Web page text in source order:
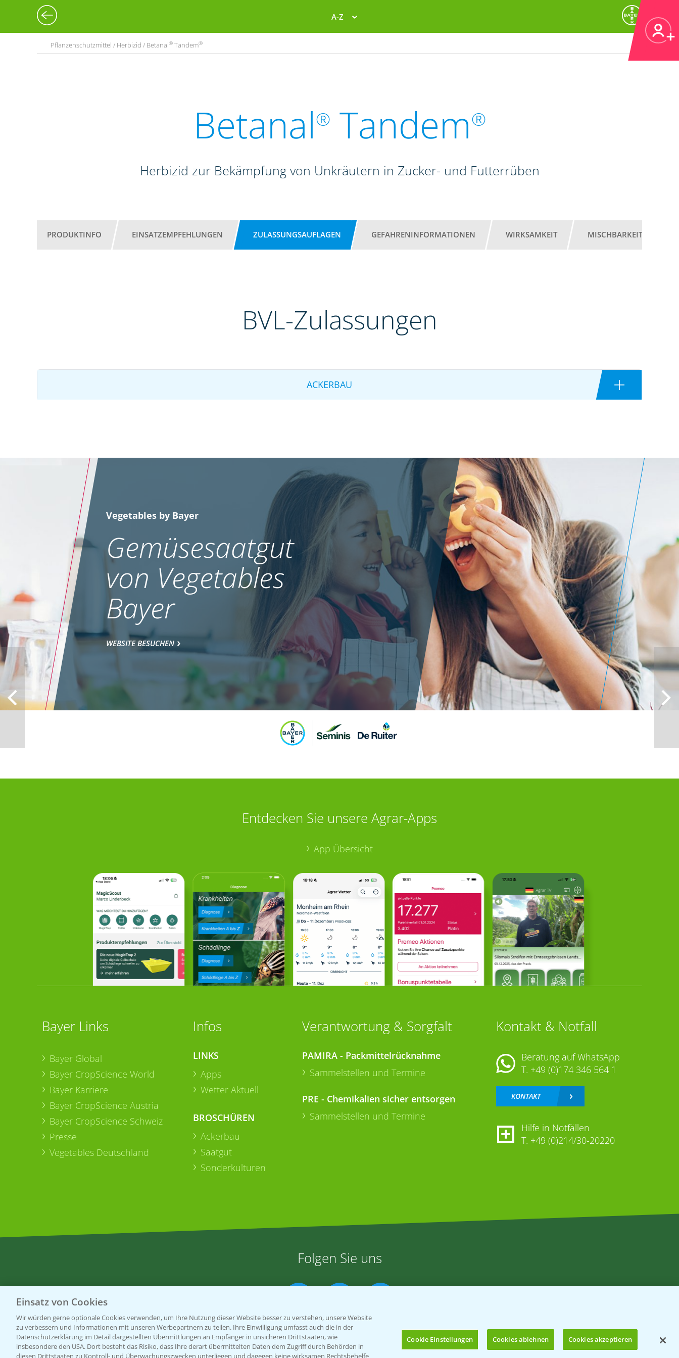
A-Z
Pflanzenschutzmittel / Herbizid / Betanal® Tandem®
Betanal® Tandem®
Herbizid zur Bekämpfung von Unkräutern in Zucker- und Futterrüben
PRODUKTINFO EINSATZEMPFEHLUNGEN ZULASSUNGSAUFLAGEN GEFAHRENINFORMATIONEN WIRKSAMKEIT MISCHBARKEIT
BVL-Zulassungen
ACKERBAU
Vegetables by Bayer
Gemüsesaatgut
von Vegetables
Bayer
WEBSITE BESUCHEN
Entdecken Sie unsere Agrar-Apps
App Übersicht
Bayer Links
Bayer Global
Bayer CropScience World
Bayer Karriere
Bayer CropScience Austria
Bayer CropScience Schweiz
Presse
Vegetables Deutschland
Infos
LINKS
Apps
Wetter Aktuell
BROSCHÜREN
Ackerbau
Saatgut
Sonderkulturen
Verantwortung & Sorgfalt
PAMIRA - Packmittelrücknahme
Sammelstellen und Termine
PRE - Chemikalien sicher entsorgen
Sammelstellen und Termine
Kontakt & Notfall
Beratung auf WhatsApp
T. +49 (0)174 346 564 1
KONTAKT
Hilfe in Notfällen
T. +49 (0)214/30-20220
Folgen Sie uns
Einsatz von Cookies
Wir würden gerne optionale Cookies verwenden, um Ihre Nutzung dieser Website besser zu verstehen, unsere Website
zu verbessern und Informationen mit unseren Werbepartnern zu teilen. Ihre Einwilligung umfasst auch die in der
Datenschutzerklärung im Detail dargestellten Übermittlungen an Empfänger in unsicheren Drittstaaten, wie
insbesondere den USA. Dort besteht das Risiko, dass Ihre derart übermittelten Daten dem Zugriff durch Behörden in
diesen Drittstaaten zu Kontroll- und Überwachungszwecken unterliegen und dagegen keine wirksamen Rechtsbehelfe
Cookie Einstellungen Cookies ablehnen Cookies akzeptieren